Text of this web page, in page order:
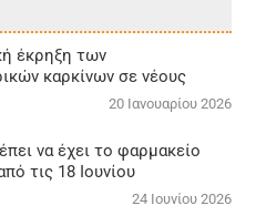
έκρηξη των
καρκίνων σε νέους
20 Ιανουαρίου 2026
να έχει το φαρμακείο
τις 18 Ιουνίου
24 Ιουνίου 2026